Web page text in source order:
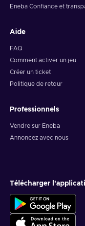
Eneba Confiance et
Aide
FAQ
Comment activer un jeu
Créer un ticket
Politique de retour
Professionnels
Vendre sur Eneba
Annoncez avec nous
Télécharger